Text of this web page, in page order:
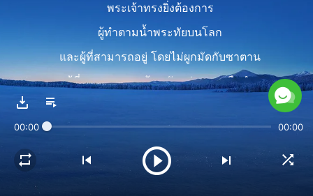
พระเจ้าทรงยิ่งต้องการ
ผู้ทำตามน้ำพระทัยบนโลก
และผู้ที่สามารถอยู่ โดยไม่ผูกมัดกับซาตาน
ผู้ที่สามารถหลุดพ้นพลังแห่งความมืดดำ
ผู้คนที่ทำได้
ทรงต้องการผู้ที่เข้าใจน้ำพระทัยพระองค์
รู้จักพระอุปนิสัย บูชาพระองค์
00:00 00:00